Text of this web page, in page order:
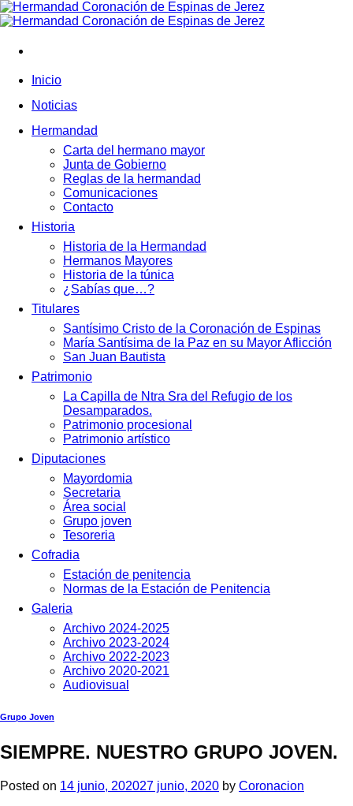
Saltar
al
Inicio
Noticias
Hermandad
Carta del hermano mayor
Junta de Gobierno
Reglas de la hermandad
Comunicaciones
Contacto
Historia
Historia de la Hermandad
Hermanos Mayores
Historia de la túnica
¿Sabías que…?
Titulares
Santísimo Cristo de la Coronación de Espinas
María Santísima de la Paz en su Mayor Aflicción
San Juan Bautista
Patrimonio
La Capilla de Ntra Sra del Refugio de los
Desamparados.
Patrimonio procesional
Patrimonio artístico
Diputaciones
Mayordomia
Secretaria
Área social
Grupo joven
Tesoreria
Cofradia
Estación de penitencia
Normas de la Estación de Penitencia
Galeria
Archivo 2024-2025
Archivo 2023-2024
Archivo 2022-2023
Archivo 2020-2021
Audiovisual
Grupo Joven
SIEMPRE. NUESTRO GRUPO JOVEN.
Posted on 14 junio, 202027 junio, 2020 by Coronacion